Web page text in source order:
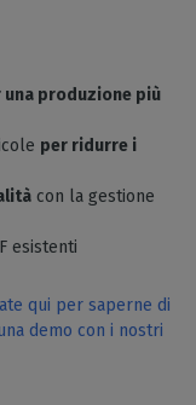
una produzione più
per ridurre i
con la gestione
esistenti
qui per saperne di
demo con i nostri